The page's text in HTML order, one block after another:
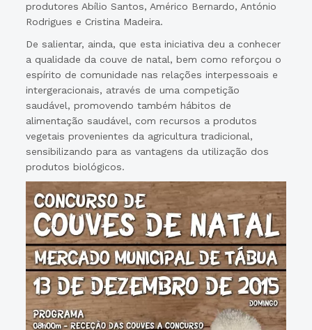
produtores Abílio Santos, Américo Bernardo, António
Rodrigues e Cristina Madeira.
De salientar, ainda, que esta iniciativa deu a conhecer
a qualidade da couve de natal, bem como reforçou o
espírito de comunidade nas relações interpessoais e
intergeracionais, através de uma competição
saudável, promovendo também hábitos de
alimentação saudável, com recursos a produtos
vegetais provenientes da agricultura tradicional,
sensibilizando para as vantagens da utilização dos
produtos biológicos.